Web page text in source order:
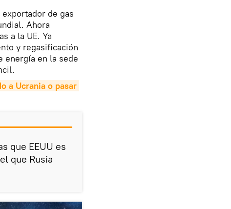
de gas
Ahora
a la UE. Ya
y regasificación
energía en la sede
a Ucrania o pasar
que EEUU es
que Rusia